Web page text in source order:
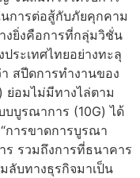
นการต่อสู้กับภัยคุกคาม
ยิ่งคือการที่กลุ่มวิชั่น
ระเทศไทยอย่างทะลุ
สปีดการทำงานของ
ย่อมไม่มีทางไล่ตาม
บบูรณาการ (10G) ได้
การขาดการบูรณา
รวมถึงการที่ธนาคาร
ลับทางธุรกิจมาเป็น